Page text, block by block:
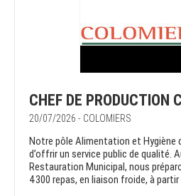
CHEF DE PRODUCTION
20/07/2026 - COLOMIERS
Notre pôle Alimentation et Hygiène
d’offrir un service public de qualité.
Restauration Municipal, nous
4300 repas, en liaison froide, à